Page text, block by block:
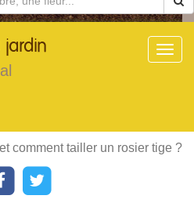
jardin
comment tailler un rosier tige ?